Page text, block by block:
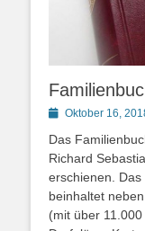
PostedOktober 16,
Das
Richard
erschienen.
beinhaltet
(mit über